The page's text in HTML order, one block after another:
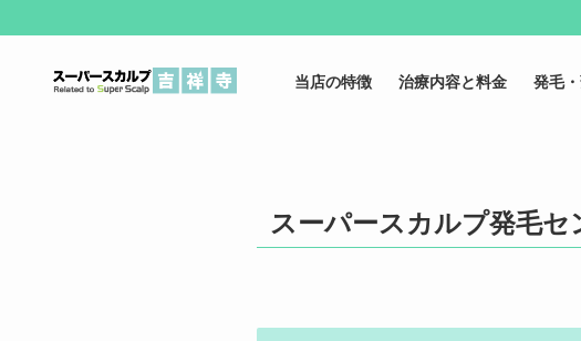
当店の特徴 治療内容と料金 発毛
スーパースカルプ発毛